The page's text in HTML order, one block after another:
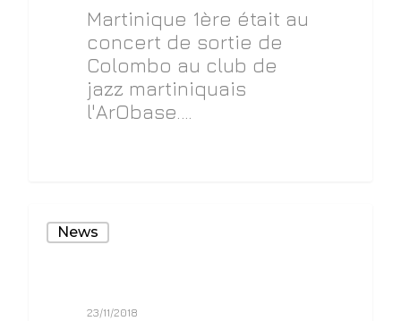
Martinique 1ère était au
concert de sortie de
Colombo au club de
jazz martiniquais
l'ArObase.…
News
23/11/2018